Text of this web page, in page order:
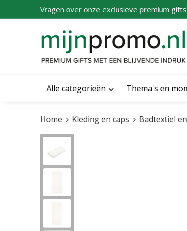
Vragen over onze exclusieve premium
Alle categorieën Thema's en
Home Kleding en caps Badtextiel